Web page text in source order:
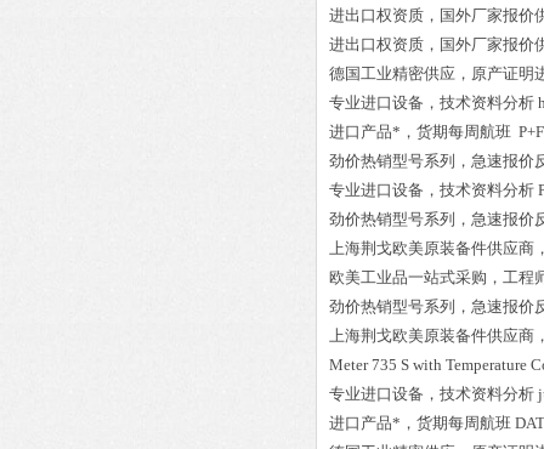
进出口权资质，国外厂家报价
进出口权资质，国外厂家报价
德国工业精密供应，原产证明
专业进口设备，技术资料分析
进口产品*，货期每周航班
劲价热销型号系列，急速报价
专业进口设备，技术资料分析
劲价热销型号系列，急速报价
上海荆戈欧美原装备件供应商
欧美工业品一站式采购，工程
劲价热销型号系列，急速报价
上海荆戈欧美原装备件供应商
Meter 735 S with Temperature
专业进口设备，技术资料分析
进口产品*，货期每周航班